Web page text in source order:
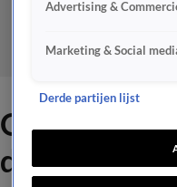
OML-
deelnemer:
Advertising &
Marketing & Social
Derde partijen lijst